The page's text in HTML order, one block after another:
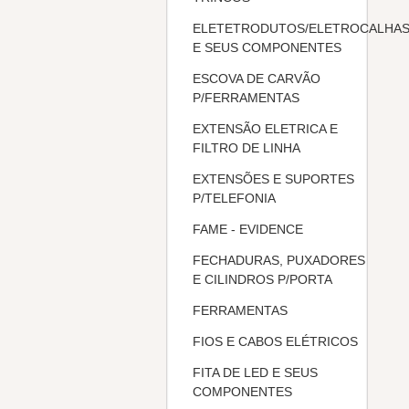
ELETETRODUTOS/ELETROCALHAS
E SEUS COMPONENTES
ESCOVA DE CARVÃO
P/FERRAMENTAS
EXTENSÃO ELETRICA E
FILTRO DE LINHA
EXTENSÕES E SUPORTES
P/TELEFONIA
FAME - EVIDENCE
FECHADURAS, PUXADORES
E CILINDROS P/PORTA
FERRAMENTAS
FIOS E CABOS ELÉTRICOS
FITA DE LED E SEUS
COMPONENTES